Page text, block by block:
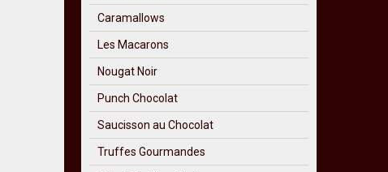
Caramallows
Les Macarons
Nougat Noir
Punch Chocolat
Saucisson au Chocolat
Truffes Gourmandes